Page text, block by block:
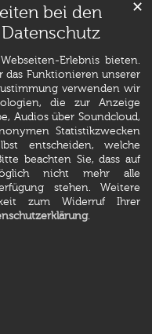
bei den
Erlebnis bieten.
das Funktionieren unserer
verwenden wir
die zur Anzeige
Audios über Soundcloud,
Statistikzwecken
entscheiden, welche
beachten Sie, dass auf
nicht mehr alle
stehen. Weitere
zum Widerruf Ihrer
.
✕